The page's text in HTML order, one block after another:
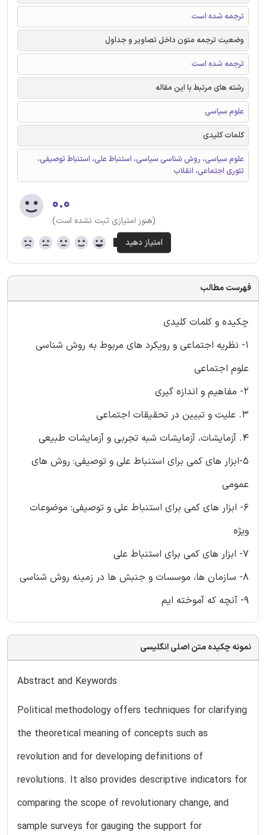
ترجمه شده است
وضعیت ترجمه متون داخل تصاویر و جداول
ترجمه شده است
رشته های مرتبط با این مقاله
علوم سیاسی
کلمات کلیدی
علوم سیاسی، روش شناسی سیاسی، استنباط علی، استنباط توصیفی،
تئوری اجتماعی، انقلاب
۰.۰
(هنوز امتیازی ثبت نشده است)
فهرست مطالب
چکیده و کلمات کلیدی
1- نظریه اجتماعی و رویکرد های مربوط به روش شناسی
علوم اجتماعی
2- مفاهیم و اندازه گیری
3. علیت و تبیین در تحقیقات اجتماعی
4. آزمایشات، آزمایشات شبه تجربی و آزمایشات طبیعی
5-ابزار های کمی برای استنباط علی و توصیفی: روش های
عمومی
6- ابزار های کمی برای استنباط علی و توصیفی: موضوعات
ویژه
7- ابزار های کمی برای استنباط علی
8- سازمان ها، موسسات و جنبش ها در زمینه روش شناسی
9- آنچه که آموخته ایم
نمونه چکیده متن اصلی انگلیسی
Abstract and Keywords
Political methodology offers techniques for clarifying
the theoretical meaning of concepts such as
revolution and for developing definitions of
revolutions. It also provides descriptive indicators for
comparing the scope of revolutionary change, and
sample surveys for gauging the support for